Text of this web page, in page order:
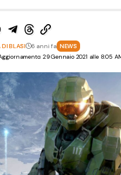
29 Gennaio 2021 alle 8:05
DI BLASI 6 anni fa NEWS